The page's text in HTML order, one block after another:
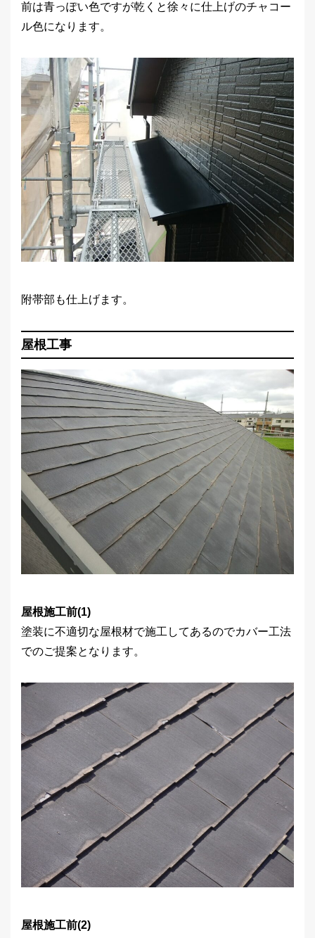
前は青っぽい色ですが乾くと徐々に仕上げのチャコー
ル色になります。
附帯部も仕上げます。
屋根工事
屋根施工前(1)
塗装に不適切な屋根材で施工してあるのでカバー工法
でのご提案となります。
屋根施工前(2)